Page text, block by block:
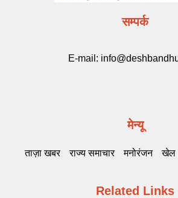
सम्पर्क
E-mail:
मेन्यू
ताज़ा खबर राज्य समाचार मनोरंजन खेल
Related Links